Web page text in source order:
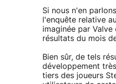
Si nous n'en
l'enquête relative
imaginée par
résultats du mois
Bien sûr, de tels
développement
tiers des joueurs